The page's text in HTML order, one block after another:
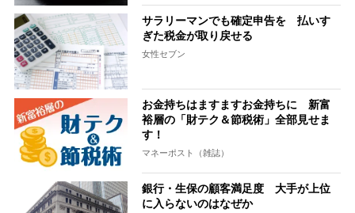
サラリーマンでも確定申告を 払いす
ぎた税金が取り戻せる
女性セブン
お金持ちはますますお金持ちに 新富
裕層の「財テク＆節税術」全部見せま
す！
マネーポスト（雑誌）
銀行・生保の顧客満足度 大手が上位
に入らないのはなぜか